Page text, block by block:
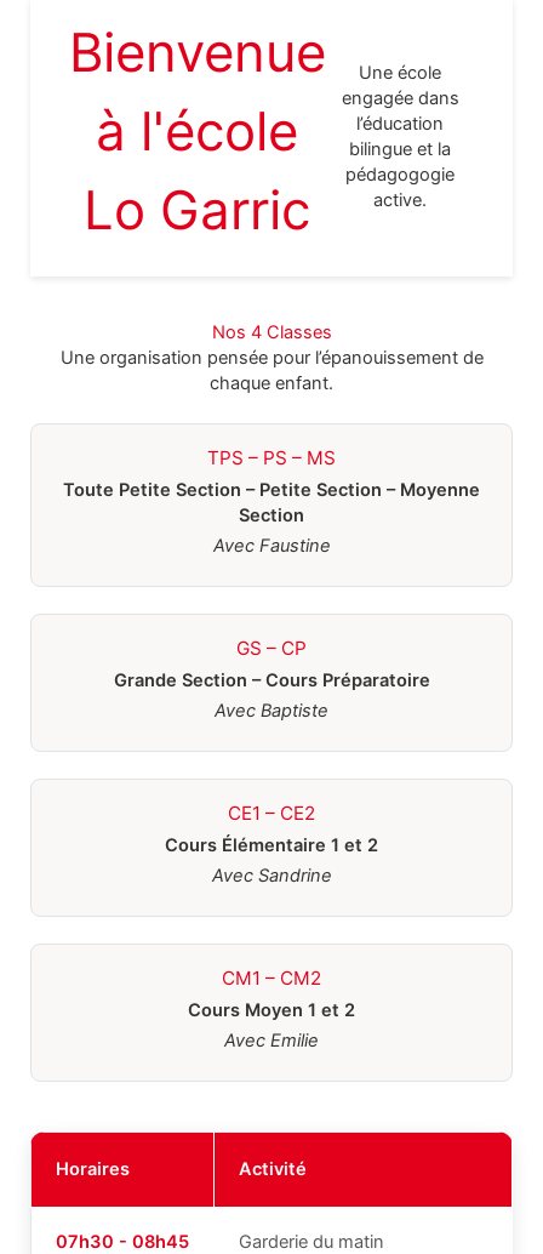
Bienvenue
à l'école
Lo Garric
Une école
engagée dans
l’éducation
bilingue et la
pédagogogie
active.
Nos 4 Classes
Une organisation pensée pour l’épanouissement de
chaque enfant.
TPS – PS – MS
Toute Petite Section – Petite Section – Moyenne
Section
Avec Faustine
GS – CP
Grande Section – Cours Préparatoire
Avec Baptiste
CE1 – CE2
Cours Élémentaire 1 et 2
Avec Sandrine
CM1 – CM2
Cours Moyen 1 et 2
Avec Emilie
Horaires Activité
07h30 - 08h45 Garderie du matin